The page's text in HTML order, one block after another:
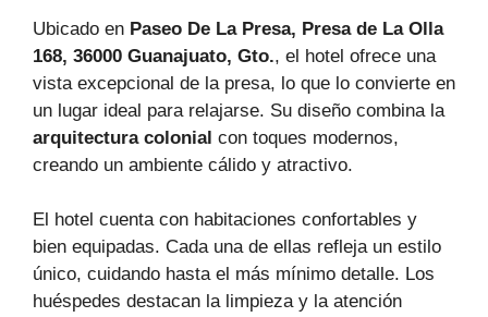
Ubicado en Paseo De La Presa, Presa de La Olla
168, 36000 Guanajuato, Gto., el hotel ofrece una
vista excepcional de la presa, lo que lo convierte en
un lugar ideal para relajarse. Su diseño combina la
arquitectura colonial con toques modernos,
creando un ambiente cálido y atractivo.
El hotel cuenta con habitaciones confortables y
bien equipadas. Cada una de ellas refleja un estilo
único, cuidando hasta el más mínimo detalle. Los
huéspedes destacan la limpieza y la atención